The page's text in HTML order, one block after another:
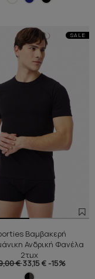
SALE
Βαμβακερή
Ανδρική Φανέλα
2τμχ
€33,15 € -15%